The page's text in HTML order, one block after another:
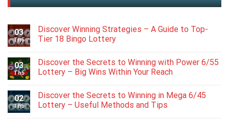
03
Th5
Discover Winning Strategies – A Guide to Top-
Tier 18 Bingo Lottery
03
Th5
Discover the Secrets to Winning with Power 6/55
Lottery – Big Wins Within Your Reach
02
Th5
Discover the Secrets to Winning in Mega 6/45
Lottery – Useful Methods and Tips